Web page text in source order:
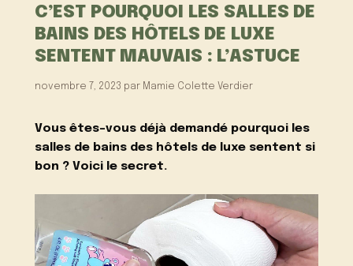
C’EST POURQUOI LES SALLES DE
BAINS DES HÔTELS DE LUXE
SENTENT MAUVAIS : L’ASTUCE
novembre 7, 2023 par Mamie Colette Verdier
Vous êtes-vous déjà demandé pourquoi les
salles de bains des hôtels de luxe sentent si
bon ? Voici le secret.